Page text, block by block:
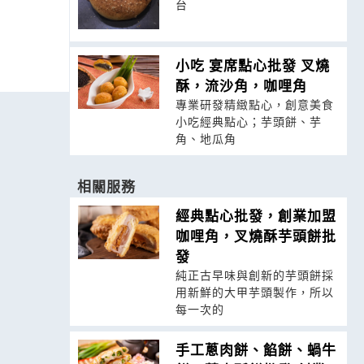
台
小吃 宴席點心批發 叉燒
酥，流沙角，咖哩角
專業研發精緻點心，創意美食
小吃經典點心；芋頭餅、芋
角、地瓜角
相關服務
經典點心批發，創業加盟
咖哩角，叉燒酥芋頭餅批
發
純正古早味與創新的芋頭餅採
用新鮮的大甲芋頭製作，所以
每一次的
手工蔥肉餅、餡餅、蝸牛